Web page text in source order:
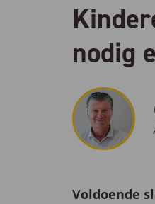
nodig
Voldoende